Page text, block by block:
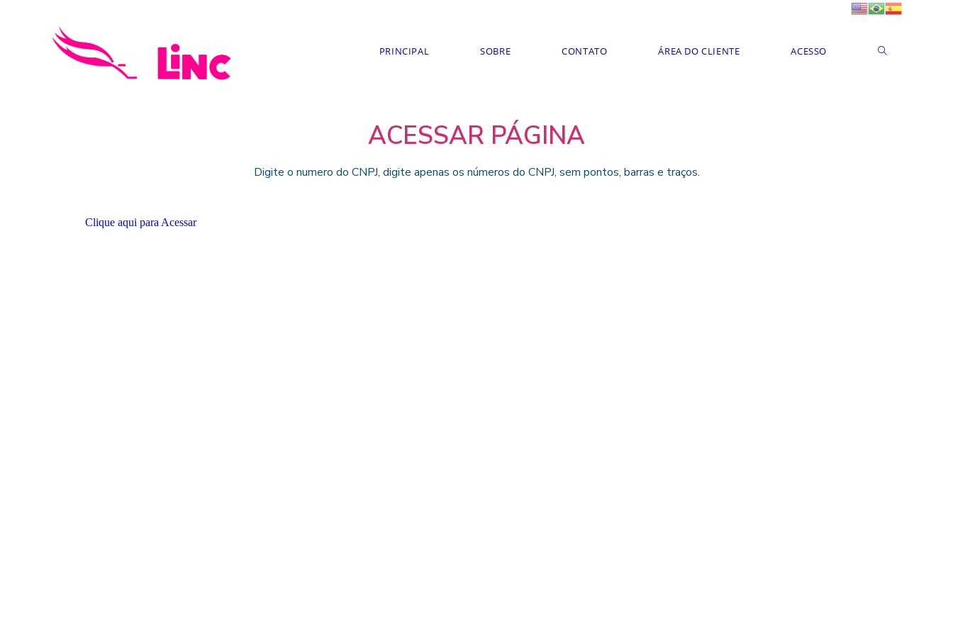
PRINCIPAL SOBRE CONTATO ÁREA DO CLIENTE ACESSO
ACESSAR PÁGINA
Digite o numero do CNPJ, digite apenas os números do CNPJ, sem pontos, barras e traços.